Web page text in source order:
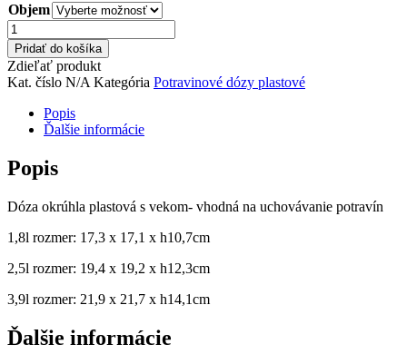
2,40€
through
3,80€
Objem
množstvo
Dóza
okrúhla
plastová
s
vekom
Pridať do košíka
Zdieľať produkt
Kat. číslo N/A Kategória Potravinové dózy plastové
Popis
Ďalšie informácie
Popis
Dóza okrúhla plastová s vekom- vhodná na uchovávanie potravín
1,8l rozmer: 17,3 x 17,1 x h10,7cm
2,5l rozmer: 19,4 x 19,2 x h12,3cm
3,9l rozmer: 21,9 x 21,7 x h14,1cm
Ďalšie informácie